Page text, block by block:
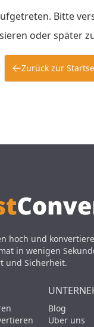
Bitte
oder später
Zurück zur
hoch und
in wenigen
und Sicherheit.
Blog
Über uns